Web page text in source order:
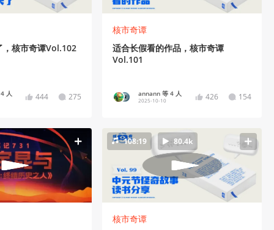
，核市奇谭Vol.102
人 444 275
核市奇谭
适合长假看的作品，核市奇谭
Vol.101
annann 等 4 人
2025-10-10 426 154
108:19 80.4k
核市奇谭